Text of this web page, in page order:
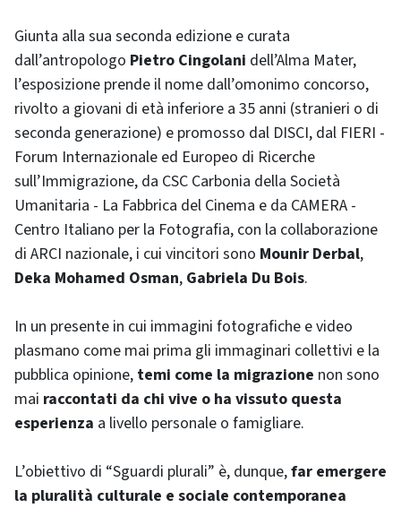
Giunta alla sua seconda edizione e curata
dall’antropologo Pietro Cingolani dell’Alma Mater,
l’esposizione prende il nome dall’omonimo concorso,
rivolto a giovani di età inferiore a 35 anni (stranieri o di
seconda generazione) e promosso dal DISCI, dal FIERI -
Forum Internazionale ed Europeo di Ricerche
sull’Immigrazione, da CSC Carbonia della Società
Umanitaria - La Fabbrica del Cinema e da CAMERA -
Centro Italiano per la Fotografia, con la collaborazione
di ARCI nazionale, i cui vincitori sono Mounir Derbal,
Deka Mohamed Osman, Gabriela Du Bois.
In un presente in cui immagini fotografiche e video
plasmano come mai prima gli immaginari collettivi e la
pubblica opinione, temi come la migrazione non sono
mai raccontati da chi vive o ha vissuto questa
esperienza a livello personale o famigliare.
L’obiettivo di “Sguardi plurali” è, dunque,far emergere
la pluralità culturale e sociale contemporanea